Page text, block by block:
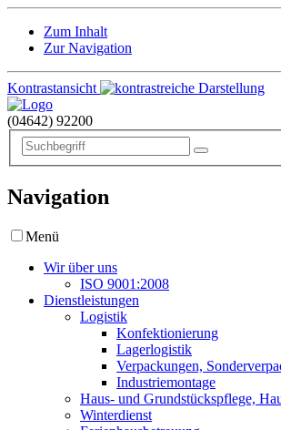
Zum Inhalt
Zur Navigation
Kontrastansicht
(04642) 92200
Navigation
Menü
Wir über uns
ISO 9001:2008
Dienstleistungen
Logistik
Konfektionierung
Lagerlogistik
Verpackungen,
Industriemontage
Haus- und Grundstückspflege,
Winterdienst